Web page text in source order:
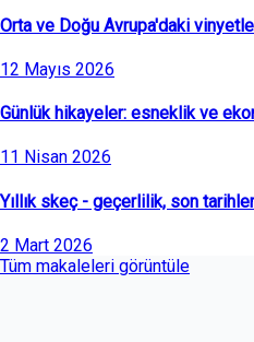
Orta ve Doğu Avrupa'daki
12 Mayıs 2026
Günlük hikayeler: esneklik ve
11 Nisan 2026
Yıllık skeç - geçerlilik, son
2 Mart 2026
Tüm makaleleri görüntüle